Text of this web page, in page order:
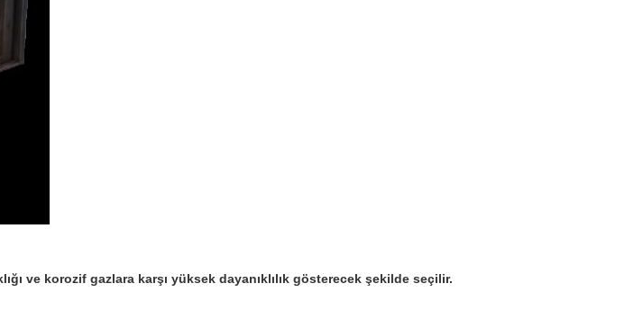
ve korozif gazlara karşı yüksek dayanıklılık gösterecek şekilde seçilir.